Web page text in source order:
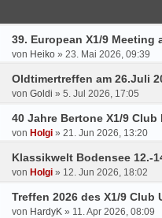
39. European X1/9 Meeting
von Heiko » 23. Mai 2026, 09:39
Oldtimertreffen am 26.Juli
von Goldi » 5. Jul 2026, 17:05
40 Jahre Bertone X1/9
von Holgi » 21. Jun 2026, 13:20
Klassikwelt Bodensee 12.-
von Holgi » 12. Jun 2026, 18:02
Treffen 2026 des X1/9 Club
von HardyK » 11. Apr 2026, 08:09